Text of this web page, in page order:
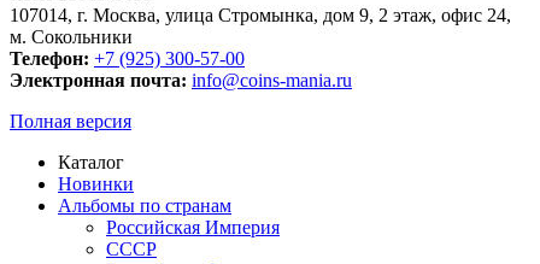
107014, г. Москва, улица Стромынка, дом 9, 2 этаж, офис 24,
м. Сокольники
Телефон: +7 (925) 300-57-00
Электронная почта: info@coins-mania.ru
Полная версия
Каталог
Новинки
Альбомы по странам
Российская Империя
СССР